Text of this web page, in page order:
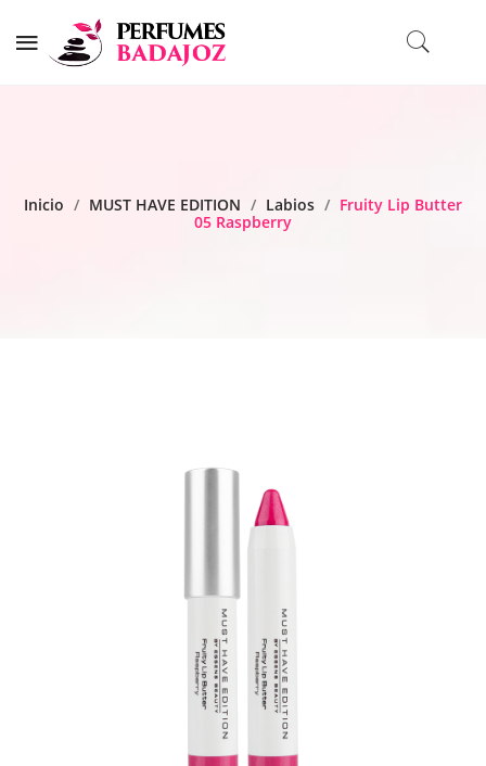
Inicio / MUST HAVE EDITION / Labios / Fruity Lip Butter
05 Raspberry